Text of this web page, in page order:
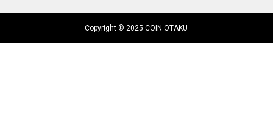
Copyright © 2025 COIN OTAKU